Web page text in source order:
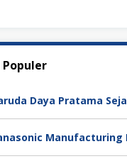
Daya Pratama
Manufacturing